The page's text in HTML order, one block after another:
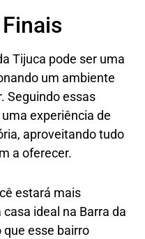
Tijuca pode ser uma
um ambiente
Seguindo essas
experiência de
aproveitando tudo
a oferecer.
estará mais
ideal na Barra da
esse bairro